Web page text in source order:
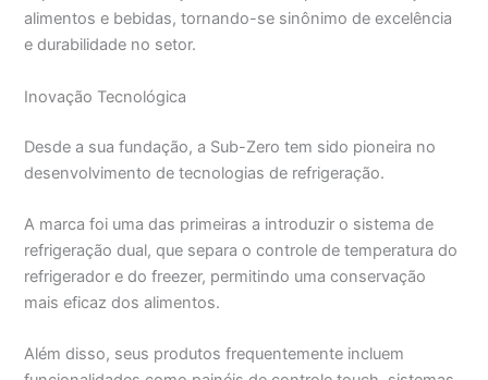
alimentos e bebidas, tornando-se sinônimo de excelência
e durabilidade no setor.
Inovação Tecnológica
Desde a sua fundação, a Sub-Zero tem sido pioneira no
desenvolvimento de tecnologias de refrigeração.
A marca foi uma das primeiras a introduzir o sistema de
refrigeração dual, que separa o controle de temperatura do
refrigerador e do freezer, permitindo uma conservação
mais eficaz dos alimentos.
Além disso, seus produtos frequentemente incluem